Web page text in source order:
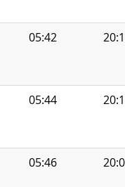
05:42
05:44
05:46